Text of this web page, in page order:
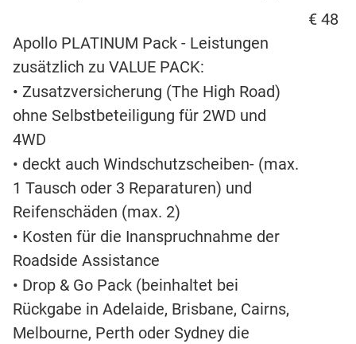
€ 48
Apollo PLATINUM Pack - Leistungen
zusätzlich zu VALUE PACK:
• Zusatzversicherung (The High Road)
ohne Selbstbeteiligung für 2WD und
4WD
• deckt auch Windschutzscheiben- (max.
1 Tausch oder 3 Reparaturen) und
Reifenschäden (max. 2)
• Kosten für die Inanspruchnahme der
Roadside Assistance
• Drop & Go Pack (beinhaltet bei
Rückgabe in Adelaide, Brisbane, Cairns,
Melbourne, Perth oder Sydney die